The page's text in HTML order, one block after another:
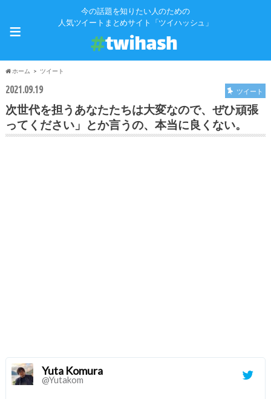
今の話題を知りたい人のための
人気ツイートまとめサイト「ツイハッシュ」
≡
ホーム ツイート
2021.09.19 ツイート
次世代を担うあなたたちは大変なので、ぜひ頑張
ってください」とか言うの、本当に良くない。
Yuta Komura
@Yutakom